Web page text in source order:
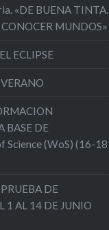
«DE BUENA TINTA.
CONOCER MUNDOS»
ECLIPSE
BASE DE
Science (WoS) (16-18
DE
1 AL 14 DE JUNIO